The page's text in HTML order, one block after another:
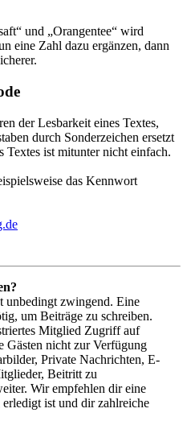
und „Orangentee“ wird
eine Zahl dazu ergänzen, dann
der Lesbarkeit eines Textes,
durch Sonderzeichen ersetzt
Textes ist mitunter nicht einfach.
das Kennwort
unbedingt zwingend. Eine
um Beiträge zu schreiben.
Mitglied Zugriff auf
Gästen nicht zur Verfügung
Private Nachrichten, E-
Beitritt zu
Wir empfehlen dir eine
ist und dir zahlreiche